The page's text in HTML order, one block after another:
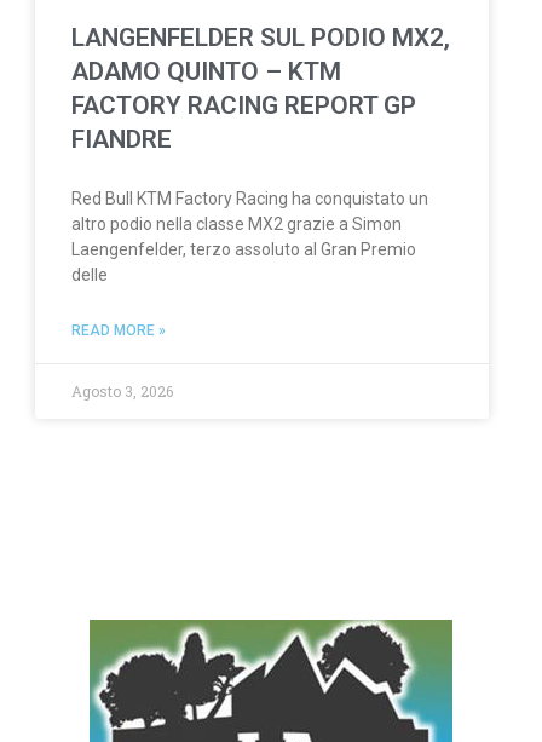
LANGENFELDER SUL PODIO MX2,
ADAMO QUINTO – KTM
FACTORY RACING REPORT GP
FIANDRE
Red Bull KTM Factory Racing ha conquistato un
altro podio nella classe MX2 grazie a Simon
Laengenfelder, terzo assoluto al Gran Premio
delle
READ MORE »
Agosto 3, 2026